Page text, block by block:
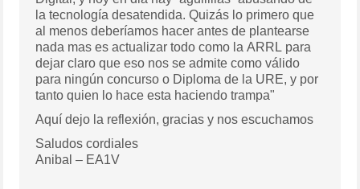
la tecnología desatendida. Quizás lo primero que
al menos deberíamos hacer antes de plantearse
nada mas es actualizar todo como la ARRL para
dejar claro que eso nos se admite como válido
para ningún concurso o Diploma de la URE, y por
tanto quien lo hace esta haciendo trampa"
Aquí dejo la reflexión, gracias y nos escuchamos
Saludos cordiales
Anibal – EA1V